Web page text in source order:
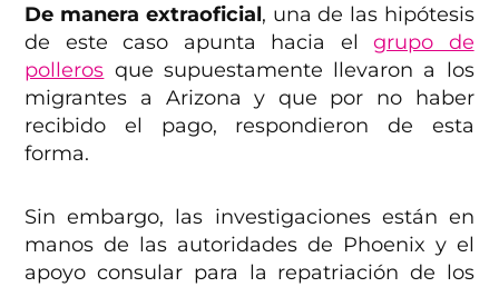
De manera extraoficial, una de las hipótesis
de este caso apunta hacia elgrupo de
polleros que supuestamente llevaron a los
migrantes a Arizona y que por no haber
recibido el pago, respondieron de esta
forma.
Sin embargo, las investigaciones están en
manos de las autoridades de Phoenix y el
apoyo consular para la repatriación de los